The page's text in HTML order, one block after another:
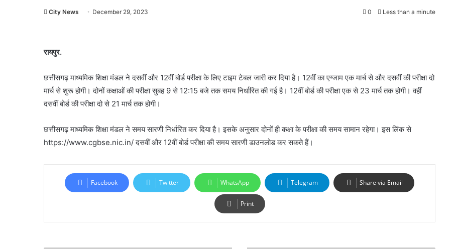
City News December 29, 2023 0 Less than a minute
रायपुर.
छत्तीसगढ़ माध्यमिक शिक्षा मंडल ने दसवीं और 12वीं बोर्ड परीक्षा के लिए टाइम टेबल जारी कर दिया है। 12वीं का एग्जाम एक मार्च से और दसवीं की परीक्षा दो
मार्च से शुरू होगी। दोनों कक्षाओं की परीक्षा सुबह 9 से 12:15 बजे तक समय निर्धारित की गई है। 12वीं बोर्ड की परीक्षा एक से 23 मार्च तक होगी। वहीं
दसवीं बोर्ड की परीक्षा दो से 21 मार्च तक होगी।
छत्तीसगढ़ माध्यमिक शिक्षा मंडल ने समय सारणी निर्धारित कर दिया है। इसके अनुसार दोनों ही कक्षा के परीक्षा की समय सामान रहेगा। इस लिंक से
https://www.cgbse.nic.in/ दसवीं और 12वीं बोर्ड परीक्षा की समय सारणी डाउनलोड कर सकते हैं।
Facebook Twitter WhatsApp Telegram Share via Email
Print